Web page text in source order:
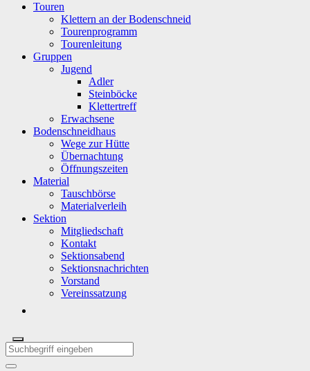
Touren
Klettern an der Bodenschneid
Tourenprogramm
Tourenleitung
Gruppen
Jugend
Adler
Steinböcke
Klettertreff
Erwachsene
Bodenschneidhaus
Wege zur Hütte
Übernachtung
Öffnungszeiten
Material
Tauschbörse
Materialverleih
Sektion
Mitgliedschaft
Kontakt
Sektionsabend
Sektionsnachrichten
Vorstand
Vereinssatzung